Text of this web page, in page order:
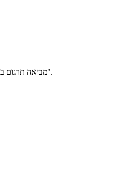
מחסום השפה מותיר אנשים בשולי חייה של הקהילה — לעיתים קרובות מבלי שתרגישו. Breeze מביאה תרגום בזמן אמת לכל קהילה וכנסייה, כך שקבלת פנים אינה משהו שדוחים עד ש"מישהו יגיע".